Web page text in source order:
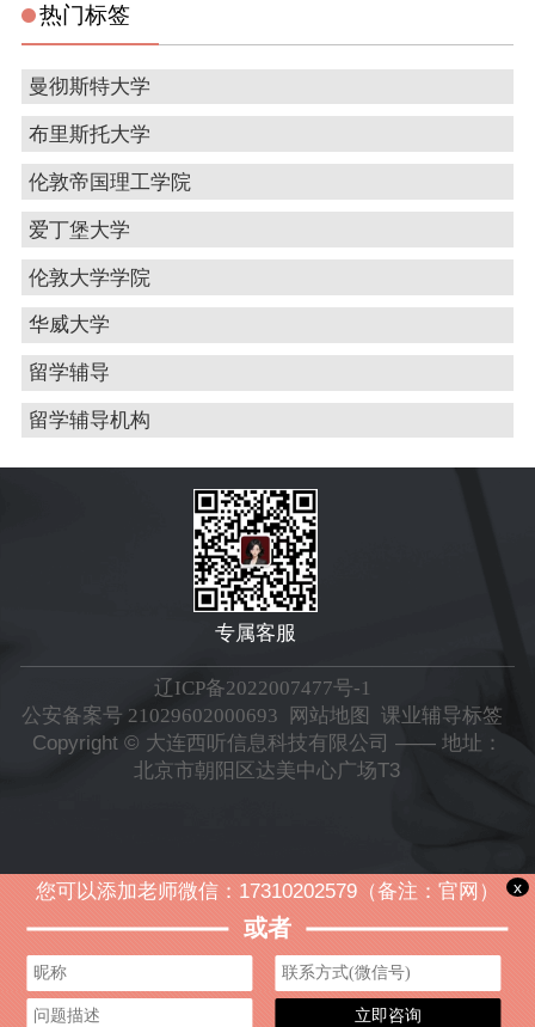
热门标签
曼彻斯特大学
布里斯托大学
伦敦帝国理工学院
爱丁堡大学
伦敦大学学院
华威大学
留学辅导
留学辅导机构
您可以添加老师微信：17310202579（备注：官网）
或者
立即咨询
x
专属客服
辽ICP备2022007477号-1
公安备案号 21029602000693
网站地图
课业辅导标签
Copyright © 大连西听信息科技有限公司 —— 地址：
北京市朝阳区达美中心广场T3